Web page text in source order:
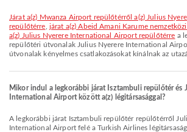
járat a(z) Mwanza Airport repülőtérről a(z) Julius Nyerere International Airport
repülőtérre járat a(z) Abeid Amani Karume
a(z) Julius Nyerere International Airport repülőtérre a
repülőtéri útvonalak Julius Nyerere International
útvonalak kényelmes csatlakozásokat kínálnak az
Mikor indul a legkorábbi járat Isztambuli repülőtér és
International Airport között a(z) légitársasággal?
A legkorábbi járat Isztambuli repülőtér repülőtérről Julius Nyerere
International Airport felé a Turkish Airlines